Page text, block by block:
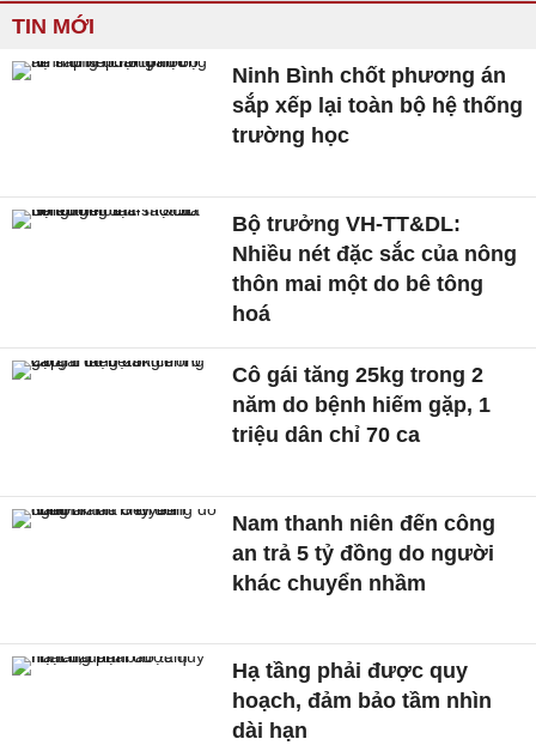
TIN MỚI
Ninh Bình chốt phương án
sắp xếp lại toàn bộ hệ thống
trường học
Bộ trưởng VH-TT&DL:
Nhiều nét đặc sắc của nông
thôn mai một do bê tông
hoá
Cô gái tăng 25kg trong 2
năm do bệnh hiếm gặp, 1
triệu dân chỉ 70 ca
Nam thanh niên đến công
an trả 5 tỷ đồng do người
khác chuyển nhầm
Hạ tầng phải được quy
hoạch, đảm bảo tầm nhìn
dài hạn